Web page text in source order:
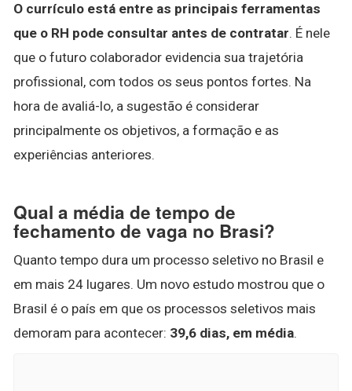
O currículo está entre as principais ferramentas
que o RH pode consultar antes de contratar. É nele
que o futuro colaborador evidencia sua trajetória
profissional, com todos os seus pontos fortes. Na
hora de avaliá-lo, a sugestão é considerar
principalmente os objetivos, a formação e as
experiências anteriores.
Qual a média de tempo de
fechamento de vaga no Brasi?
Quanto tempo dura um processo seletivo no Brasil e
em mais 24 lugares. Um novo estudo mostrou que o
Brasil é o país em que os processos seletivos mais
demoram para acontecer: 39,6 dias, em média.